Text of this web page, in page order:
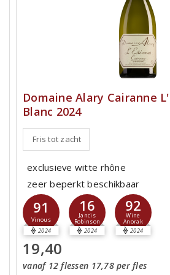
Domaine Alary Cairanne
Blanc 2024
Fris tot zacht
exclusieve witte rhône
zeer beperkt beschikbaar
91
Vinous
2024
16
Jancis
Robinson
2024
92
Wine
Anorak
2024
19,40
vanaf 12 flessen 17,78 per fles